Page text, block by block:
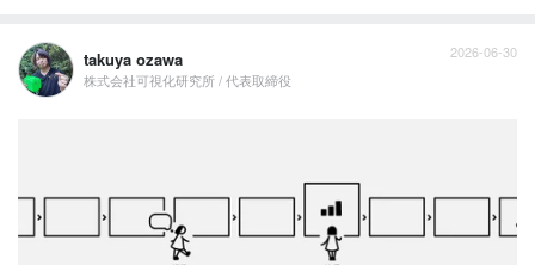
takuya ozawa
株式会社可視化研究所 / 代表取締役
2026-06-30